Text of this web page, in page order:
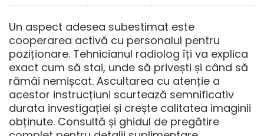
Un aspect adesea subestimat este
cooperarea activă cu personalul pentru
poziționare. Tehnicianul radiolog îți va explica
exact cum să stai, unde să privești și când să
rămâi nemișcat. Ascultarea cu atenție a
acestor instrucțiuni scurtează semnificativ
durata investigației și crește calitatea imaginii
obținute. Consultă și ghidul de pregătire